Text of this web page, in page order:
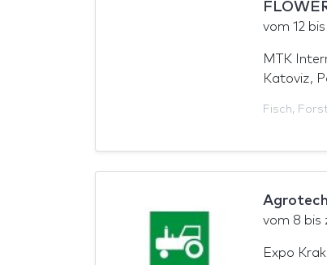
vom 12
MTK
Katoviz,
Fisch,
vom 8 bis
Expo